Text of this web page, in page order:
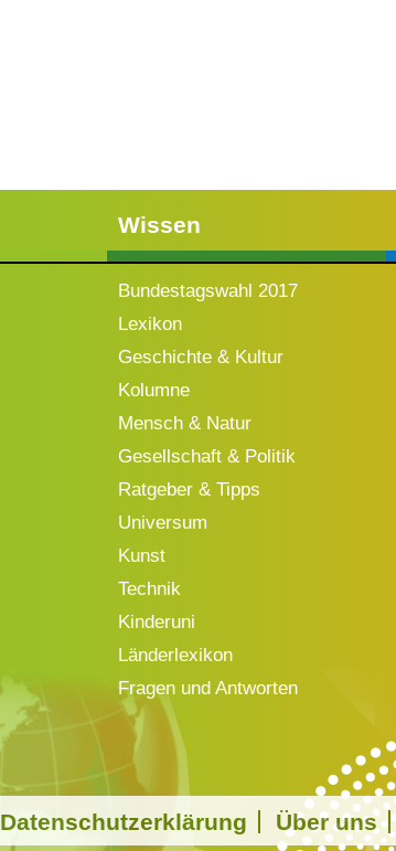
Wissen
Bundestagswahl 2017
Lexikon
Geschichte & Kultur
Kolumne
Mensch & Natur
Gesellschaft & Politik
Ratgeber & Tipps
Universum
Kunst
Technik
Kinderuni
Länderlexikon
Fragen und Antworten
Datenschutzerklärung Über uns